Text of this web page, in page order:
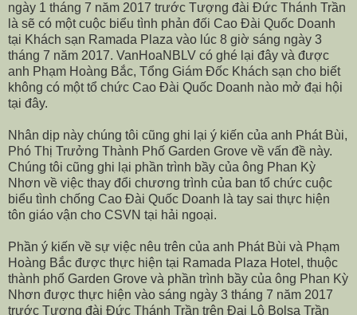
ngày 1 tháng 7 năm 2017 trước Tượng đài Đức Thánh Trần
là sẽ có một cuộc biểu tình phản đối Cao Đài Quốc Doanh
tại Khách sạn Ramada Plaza vào lúc 8 giờ sáng ngày 3
tháng 7 năm 2017. VanHoaNBLV có ghé lại đây và được
anh Phạm Hoàng Bắc, Tổng Giám Đốc Khách sạn cho biết
không có một tổ chức Cao Đài Quốc Doanh nào mở đại hội
tại đây.
Nhân dịp này chúng tôi cũng ghi lại ý kiến của anh Phát Bùi,
Phó Thị Trưởng Thành Phố Garden Grove về vấn đề này.
Chúng tôi cũng ghi lại phần trình bầy của ông Phan Kỳ
Nhơn về việc thay đổi chương trình của ban tổ chức cuộc
biểu tình chống Cao Đài Quốc Doanh là tay sai thực hiện
tôn giáo vận cho CSVN tại hải ngoại.
Phần ý kiến về sự việc nêu trên của anh Phát Bùi và Phạm
Hoàng Bắc được thực hiện tại Ramada Plaza Hotel, thuộc
thành phố Garden Grove và phần trình bầy của ông Phan Kỳ
Nhơn được thực hiện vào sáng ngày 3 tháng 7 năm 2017
trước Tượng đài Đức Thánh Trần trên Đại Lộ Bolsa Trần